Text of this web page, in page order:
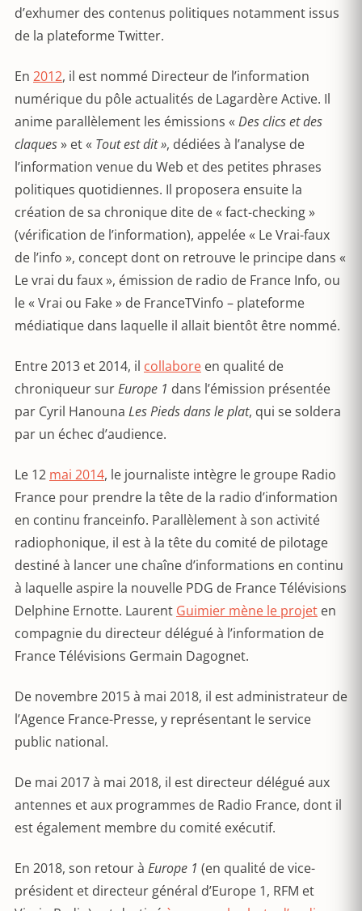
d’exhumer des contenus politiques notamment issus
de la plateforme Twitter.
En 2012, il est nommé Directeur de l’information
numérique du pôle actualités de Lagardère Active. Il
anime parallèlement les émissions « Des clics et des
claques» et « Tout est dit », dédiées à l’analyse de
l’information venue du Web et des petites phrases
politiques quotidiennes. Il proposera ensuite la
création de sa chronique dite de « fact-checking »
(vérification de l’information), appelée « Le Vrai-faux
de l’info », concept dont on retrouve le principe dans «
Le vrai du faux », émission de radio de France Info, ou
le « Vrai ou Fake » de FranceTVinfo – plateforme
médiatique dans laquelle il allait bientôt être nommé.
Entre 2013 et 2014, il collabore en qualité de
chroniqueur surEurope 1 dans l’émission présentée
par Cyril Hanouna Les Pieds dans le plat, qui se soldera
par un échec d’audience.
Le 12 mai 2014, le journaliste intègre le groupe Radio
France pour prendre la tête de la radio d’information
en continu franceinfo. Parallèlement à son activité
radiophonique, il est à la tête du comité de pilotage
destiné à lancer une chaîne d’informations en continu
à laquelle aspire la nouvelle PDG de France Télévisions
Delphine Ernotte. Laurent Guimier mène le projet en
compagnie du directeur délégué à l’information de
France Télévisions Germain Dagognet.
De novembre 2015 à mai 2018, il est administrateur de
l’Agence France-Presse, y représentant le service
public national.
De mai 2017 à mai 2018, il est directeur délégué aux
antennes et aux programmes de Radio France, dont il
est également membre du comité exécutif.
En 2018, son retour à Europe 1 (en qualité de vice-
président et directeur général d’Europe 1, RFM et